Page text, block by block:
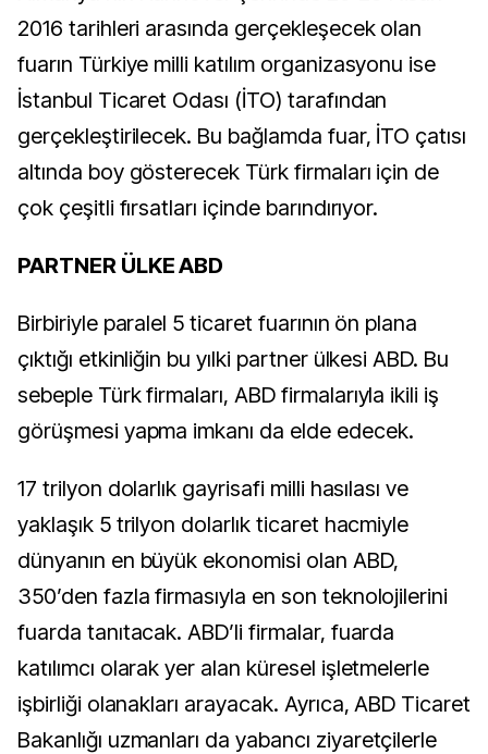
2016 tarihleri arasında gerçekleşecek olan
fuarın Türkiye milli katılım organizasyonu ise
İstanbul Ticaret Odası (İTO) tarafından
gerçekleştirilecek. Bu bağlamda fuar, İTO çatısı
altında boy gösterecek Türk firmaları için de
çok çeşitli fırsatları içinde barındırıyor.
PARTNER ÜLKE ABD
Birbiriyle paralel 5 ticaret fuarının ön plana
çıktığı etkinliğin bu yılki partner ülkesi ABD. Bu
sebeple Türk firmaları, ABD firmalarıyla ikili iş
görüşmesi yapma imkanı da elde edecek.
17 trilyon dolarlık gayrisafi milli hasılası ve
yaklaşık 5 trilyon dolarlık ticaret hacmiyle
dünyanın en büyük ekonomisi olan ABD,
350’den fazla firmasıyla en son teknolojilerini
fuarda tanıtacak. ABD’li firmalar, fuarda
katılımcı olarak yer alan küresel işletmelerle
işbirliği olanakları arayacak. Ayrıca, ABD Ticaret
Bakanlığı uzmanları da yabancı ziyaretçilerle